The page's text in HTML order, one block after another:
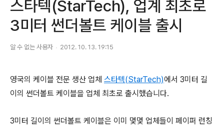
스타텍(StarTech), 업계 최초로
3미터 썬더볼트 케이블 출시
알 수 없는 사용자 2012. 10. 13. 19:15
영국의 케이블 전문 생산 업체 스타텍(StarTech)에서 3미터 길
이의 썬더볼트 케이블을 업체 최초로 출시했습니다.
3미터 길이의 썬더볼트 케이블은 이미 몇몇 업체들이 페이퍼 런칭